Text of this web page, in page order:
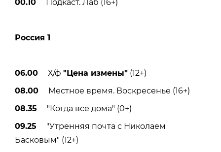
00.10 Подкаст. Лаб (16+)
Россия 1
06.00 Х/ф "Цена измены" (12+)
08.00 Местное время. Воскресенье (16+)
08.35 "Когда все дома" (0+)
09.25 "Утренняя почта с Николаем
Басковым" (12+)